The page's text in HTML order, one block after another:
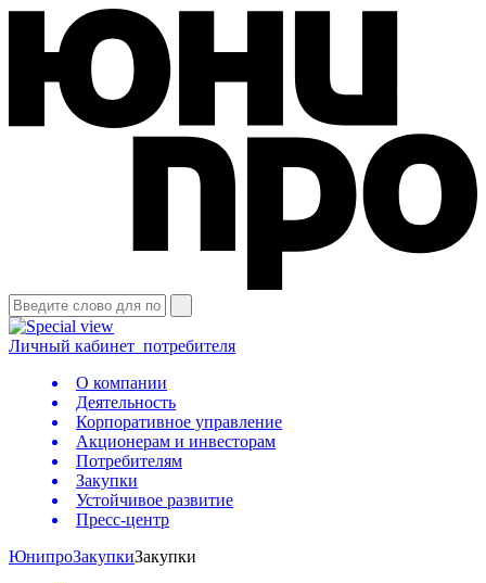
Личный кабинет потребителя
О компании
Деятельность
Корпоративное управление
Акционерам и инвесторам
Потребителям
Закупки
Устойчивое развитие
Пресс-центр
ЮнипроЗакупкиЗакупки